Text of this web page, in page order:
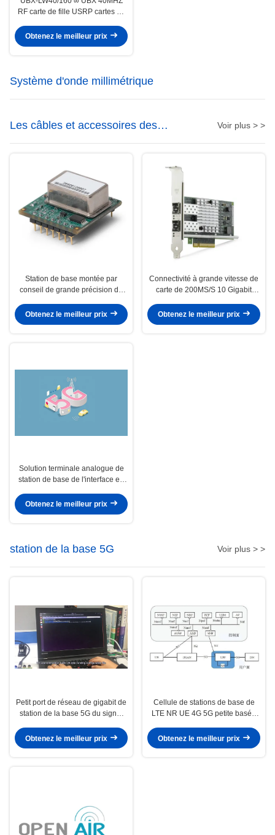
RF carte de fille USRP cartes de
Obtenez le meilleur prix
Système d'onde millimétrique
Les câbles et accessoires des
antennes
Voir plus > >
Station de base montée par
conseil de grande précision de
X300
Obtenez le meilleur prix
Connectivité à grande vitesse de
carte de 200MS/S 10 Gigabit
Obtenez le meilleur prix
Solution terminale analogue de
station de base de l'interface en
Obtenez le meilleur prix
station de la base 5G Voir plus > >
Petit port de réseau de gigabit de
station de la base 5G du signal
Obtenez le meilleur prix
Cellule de stations de base de
LTE NR UE 4G 5G petite basée
Obtenez le meilleur prix